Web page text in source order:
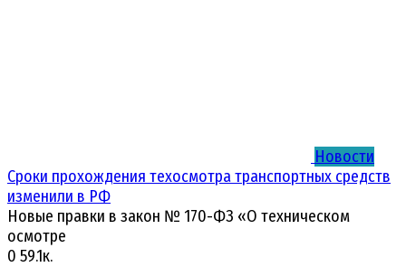
Новости
Сроки прохождения техосмотра транспортных средств
изменили в РФ
Новые правки в закон № 170-ФЗ «О техническом
осмотре
0 59.1к.